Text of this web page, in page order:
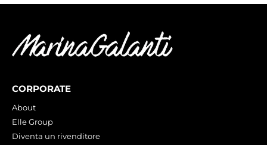
CORPORATE
About
Elle Group
Diventa un rivenditore